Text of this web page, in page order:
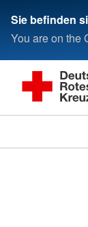
Sie befinden
You are on the